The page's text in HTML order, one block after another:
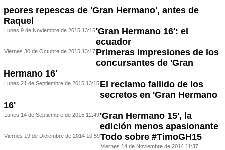
peores repescas de 'Gran Hermano', antes de
Raquel
Lunes 9 de Noviembre de 2015 13:16'Gran Hermano 16': el
ecuador
Viernes 30 de Octubre de 2015 13:17Primeras impresiones de los
concursantes de 'Gran
Hermano 16'
Lunes 21 de Septiembre de 2015 13:15El reclamo fallido de los
secretos en 'Gran Hermano
16'
Lunes 14 de Septiembre de 2015 12:49'Gran Hermano 15', la
edición menos apasionante
Viernes 19 de Diciembre de 2014 10:59Todo sobre #TimoGH15
Viernes 14 de Noviembre de 2014 11:37